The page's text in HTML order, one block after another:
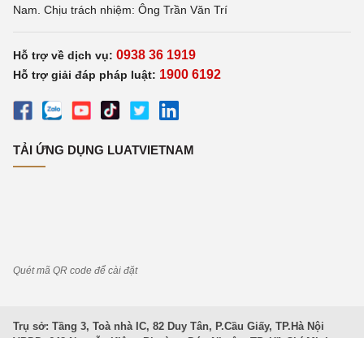
Nam. Chịu trách nhiệm: Ông Trần Văn Trí
Hỗ trợ về dịch vụ: 0938 36 1919
Hỗ trợ giải đáp pháp luật: 1900 6192
TẢI ỨNG DỤNG LUATVIETNAM
Quét mã QR code để cài đặt
Trụ sở: Tầng 3, Toà nhà IC, 82 Duy Tân, P.Cầu Giấy, TP.Hà Nội